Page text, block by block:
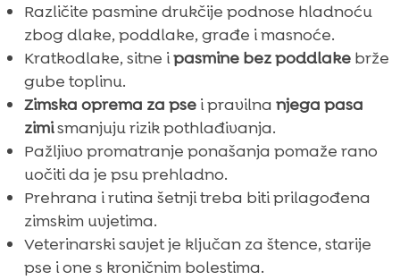
Različite pasmine drukčije podnose hladnoću
zbog dlake, poddlake, građe i masnoće.
Kratkodlake, sitne ipasmine bez poddlakebrže
gube toplinu.
Zimska oprema za psei pravilna njega pasa
zimismanjuju rizik pothlađivanja.
Pažljivo promatranje ponašanja pomaže rano
uočiti da je psu prehladno.
Prehrana i rutina šetnji treba biti prilagođena
zimskim uvjetima.
Veterinarski savjet je ključan za štence, starije
pse i one s kroničnim bolestima.